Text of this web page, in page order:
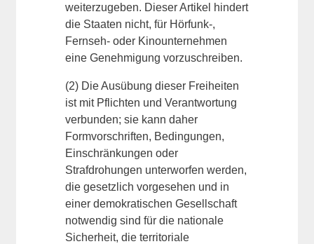
weiterzugeben. Dieser Artikel hindert
die Staaten nicht, für Hörfunk-,
Fernseh- oder Kinounternehmen
eine Genehmigung vorzuschreiben.
(2) Die Ausübung dieser Freiheiten
ist mit Pflichten und Verantwortung
verbunden; sie kann daher
Formvorschriften, Bedingungen,
Einschränkungen oder
Strafdrohungen unterworfen werden,
die gesetzlich vorgesehen und in
einer demokratischen Gesellschaft
notwendig sind für die nationale
Sicherheit, die territoriale